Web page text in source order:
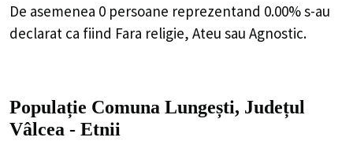
De asemenea 0 persoane reprezentand 0.00% s-au
declarat ca fiind Fara religie, Ateu sau Agnostic.
Populație Comuna Lungești, Județul
Vâlcea - Etnii